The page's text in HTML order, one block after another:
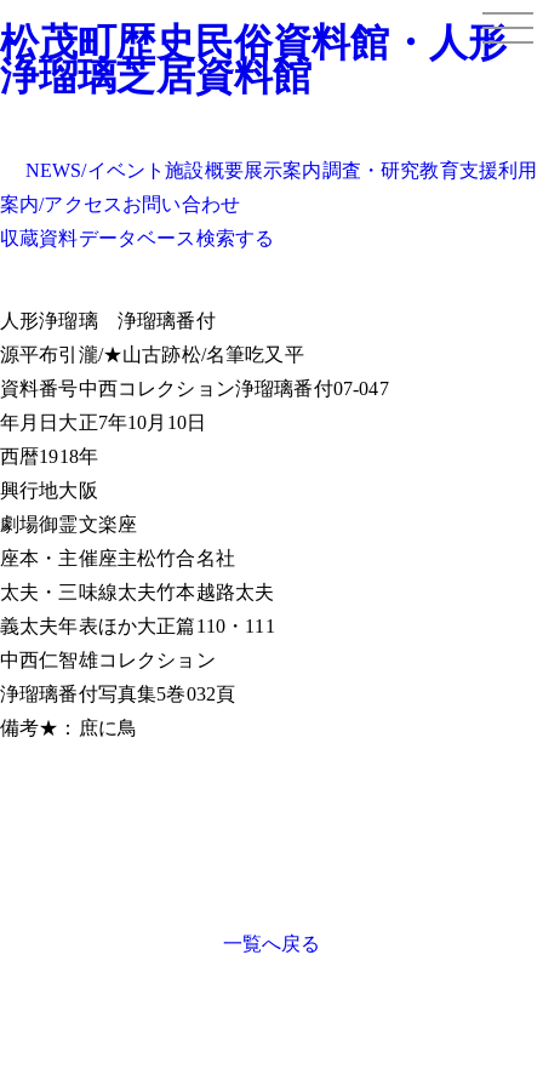
松茂町歴史民俗資料館・人形
浄瑠璃芝居資料館
NEWS/イベント施設概要展示案内調査・研究教育支援利用
案内/アクセスお問い合わせ
収蔵資料データベース検索する
人形浄瑠璃浄瑠璃番付
源平布引瀧/★山古跡松/名筆吃又平
資料番号中西コレクション浄瑠璃番付07-047
年月日 大正7年10月10日
西暦1918年
興行地大阪
劇場御霊文楽座
座本・主催座主松竹合名社
太夫・三味線太夫竹本越路太夫
義太夫年表ほか大正篇110・111
中西仁智雄コレクション
浄瑠璃番付写真集5巻032頁
備考★：庶に鳥
一覧へ戻る